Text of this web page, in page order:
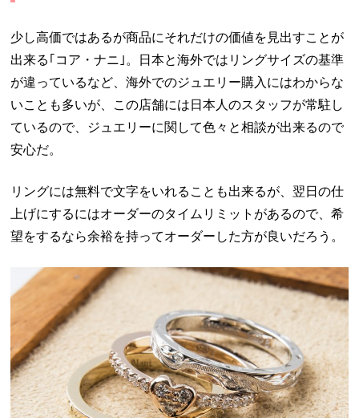
少し高価ではあるが商品にそれだけの価値を見出すことが
出来る｢コア・ナニ｣。日本と海外ではリングサイズの基準
が違っているなど、海外でのジュエリー購入にはわからな
いことも多いが、この店舗には日本人のスタッフが常駐し
ているので、ジュエリーに関して色々と相談が出来るので
安心だ。
リングには無料で文字をいれることも出来るが、翌日の仕
上げにするにはオーダーのタイムリミットがあるので、希
望をするなら余裕を持ってオーダーした方が良いだろう。